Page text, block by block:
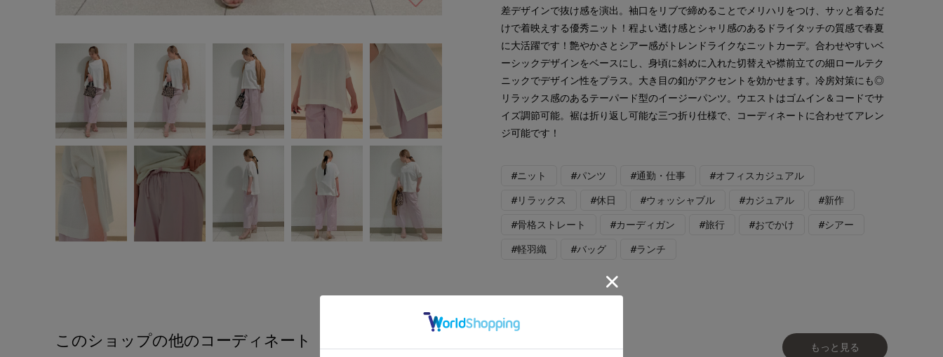
差デザインで抜け感を演出。袖口をリブで締めることでメリハリをつけ、サッと着るだ
けで着映えする優秀ニット！程よい透け感とシャリ感のあるドライタッチの質感で春夏
に大活躍です！艶やかさとシアー感がトレンドライクなニットカーデ。合わせやすいベ
ーシックデザインをベースにし、身頃に斜めに入れた切替えや襟前立ての細ロールテク
ニックでデザイン性をプラス。大き目の釦がアクセントを効かせます。冷房対策にも◎
リラックス感のあるテーパード型のイージーパンツ。ウエストはゴムイン＆コードでサ
イズ調節可能。裾は折り返し可能な三つ折り仕様で、コーディネートに合わせてアレン
ジ可能です！
#ニット #パンツ #通勤・仕事 #オフィスカジュアル
#リラックス #休日 #ウォッシャブル #カジュアル #新作
#骨格ストレート #カーディガン #旅行 #おでかけ #シアー
#軽羽織 #バッグ #ランチ
このショップの他のコーディネート もっと見る